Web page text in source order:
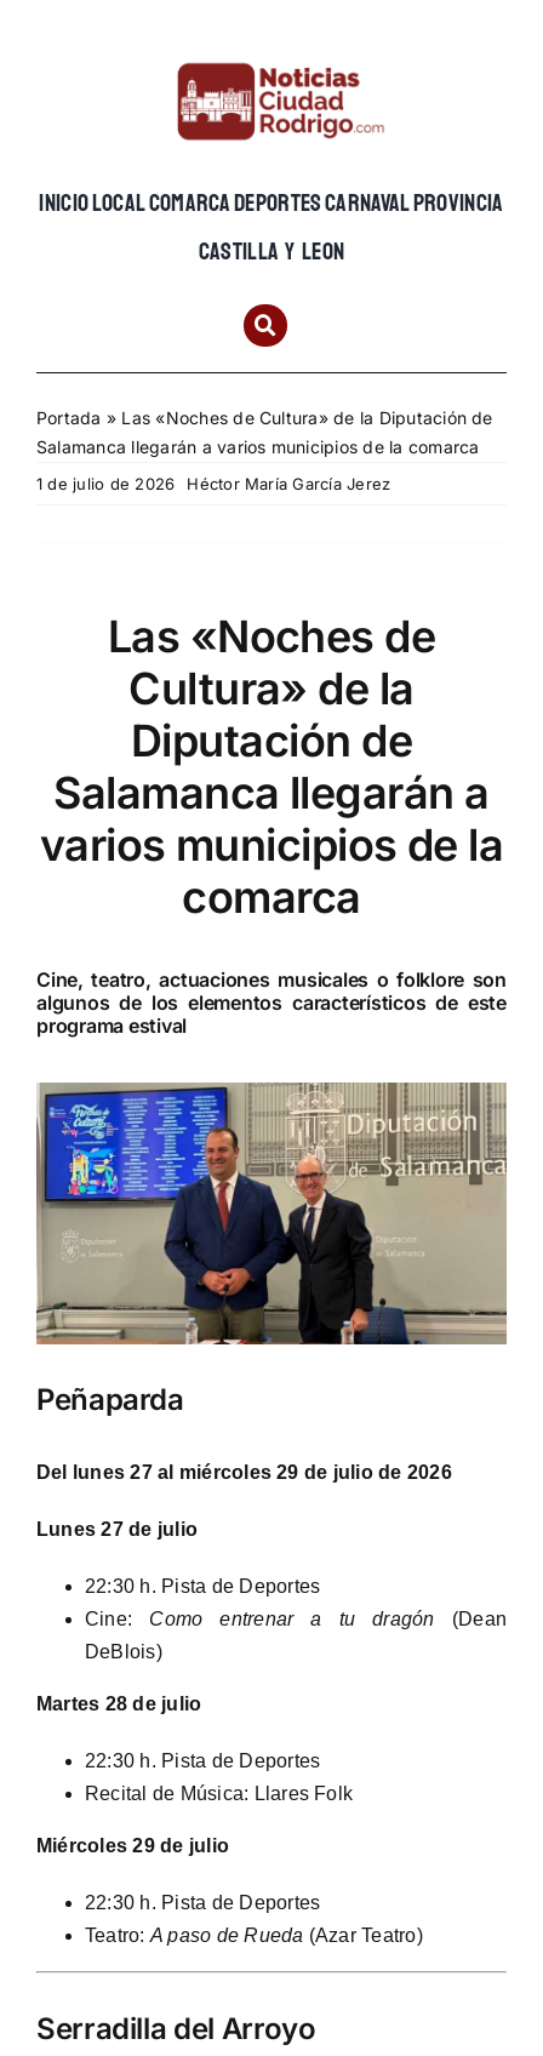
INICIOLOCALCOMARCADEPORTESCARNAVALPROVINCIA
CASTILLA Y LEON
Portada » Las «Noches de Cultura» de la Diputación de
Salamanca llegarán a varios municipios de la comarca
1 de julio de 2026 Héctor María García Jerez
Las «Noches de
Cultura» de la
Diputación de
Salamanca llegarán a
varios municipios de la
comarca
Cine, teatro, actuaciones musicales o folklore son
algunos de los elementos característicos de este
programa estival
Peñaparda
Del lunes 27 al miércoles 29 de julio de 2026
Lunes 27 de julio
22:30 h. Pista de Deportes
Cine: Como entrenar a tu dragón (Dean
DeBlois)
Martes 28 de julio
22:30 h. Pista de Deportes
Recital de Música: Llares Folk
Miércoles 29 de julio
22:30 h. Pista de Deportes
Teatro: A paso de Rueda (Azar Teatro)
Serradilla del Arroyo